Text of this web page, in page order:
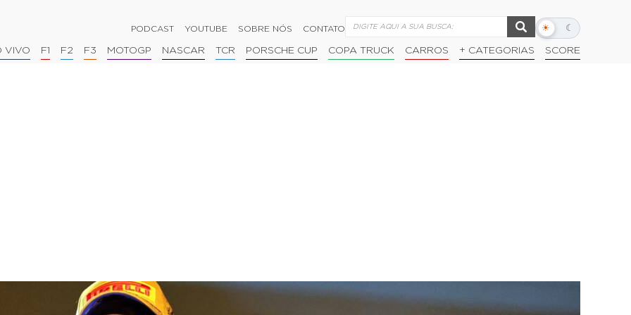
PODCAST YOUTUBE SOBRE NÓS CONTATO ☀ ☾
Alternar
escuro
VIVO F1 F2 F3 MOTOGP NASCAR TCR PORSCHE CUP COPA TRUCK CARROS + CATEGORIAS SCORE